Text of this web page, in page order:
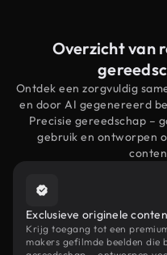
Overzicht van
Ontdek een zorgvuldig
en door AI gegenereerd
Precisie gereedschap –
gebruik en ontworpen
Exclusieve originele
Krijg toegang tot een
makers gefilmde beelden die